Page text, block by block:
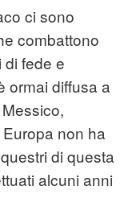
ci sono
combattono
fede e
ormai diffusa a
non ha
di questa
alcuni anni